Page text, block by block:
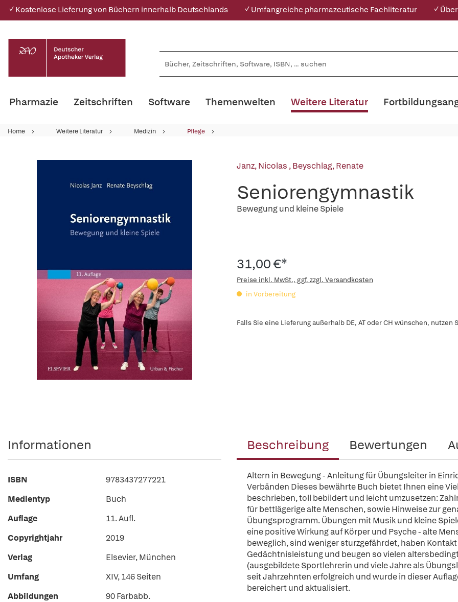
✓ Kostenlose Lieferung von Büchern innerhalb Deutschlands ✓ Umfangreiche pharmazeutische Fachliteratur ✓
Pharmazie Zeitschriften Software Themenwelten Weitere Literatur
Home Weitere Literatur Medizin Pflege
Janz, Nicolas ,Beyschlag, Renate
Seniorengymnastik
Bewegung und kleine Spiele
31,00 €*
Preise inkl. MwSt., ggf. zzgl. Versandkosten
in Vorbereitung
Falls Sie eine Lieferung außerhalb DE, AT oder CH wünschen, nutzen
Beschreibung Bewertungen
Altern in Bewegung - Anleitung für Übungsleiter in
Verbänden Dieses bewährte Buch bietet Ihnen eine
beschrieben, toll bebildert und leicht umzusetzen:
für bettlägerige alte Menschen, sowie Hinweise zur
Übungsprogramm. Übungen mit Musik und kleine
eine positive Wirkung auf Körper und Psyche - alte
beweglich, sind weniger sturzgefährdet, haben
Gedächtnisleistung und beugen so vielen
(ausgebildete Sportlehrerin und viele Jahre als
seit Jahrzehnten erfolgreich und wurde in dieser
bereichert und aktualisiert.
Informationen
ISBN
9783437277221
Medientyp
Buch
Auflage
11. Aufl.
Copyrightjahr
2019
Verlag
Elsevier, München
Umfang
XIV, 146 Seiten
Abbildungen
90 Farbabb.